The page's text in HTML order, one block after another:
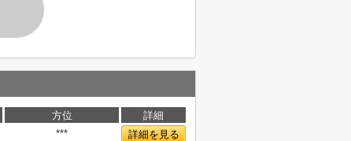
方位
詳細
*** 詳細を見る